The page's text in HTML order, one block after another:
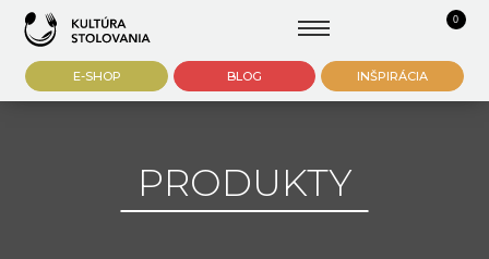
0
E-SHOP BLOG INŠPIRÁCIA
PRODUKTY